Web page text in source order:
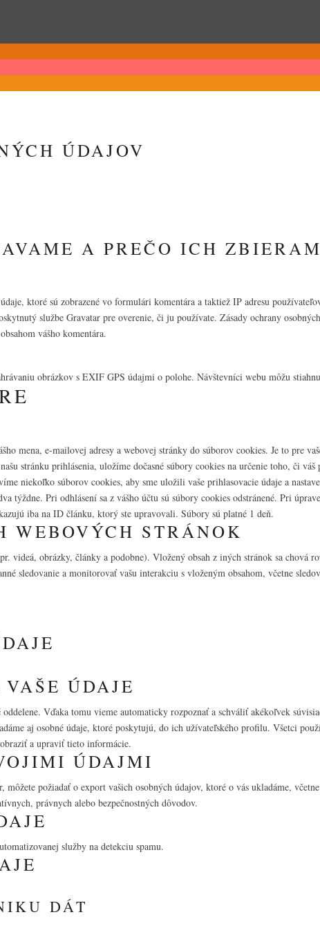
ÚDAJOV
A PREČO ICH
ktoré sú zobrazené vo formulári komentára a taktiež IP adresu
službe Gravatar pre overenie, či ju používate. Zásady ochrany
vášho komentára.
obrázkov s EXIF GPS údajmi o polohe. Návštevníci webu môžu
mena, e-mailovej adresy a webovej stránky do súborov cookies. Je to pre
stránku prihlásenia, uložíme dočasné súbory cookies na určenie toho, či
niekoľko súborov cookies, aby sme uložili vaše prihlasovacie údaje a
týždne. Pri odhlásení sa z vášho účtu sú súbory cookies odstránené. Pri
iba na ID článku, ktorý ste upravovali. Súbory sú platné 1 deň.
STRÁNOK
videá, obrázky, články a podobne). Vložený obsah z iných stránok sa
sledovanie a monitorovať vašu interakciu s vloženým obsahom, včetne
ÚDAJE
Vďaka tomu vieme automaticky rozpoznať a schváliť akékoľvek
aj osobné údaje, ktoré poskytujú, do ich užívateľského profilu. Všetci
a upraviť tieto informácie.
ÚDAJMI
požiadať o export vašich osobných údajov, ktoré o vás ukladáme,
právnych alebo bezpečnostných dôvodov.
služby na detekciu spamu.
DÁT